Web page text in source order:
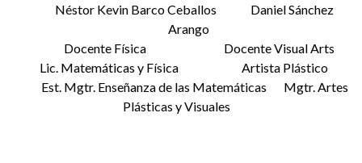
Néstor Kevin Barco Ceballos Daniel Sánchez
Arango
Docente Física Docente Visual Arts
Lic. Matemáticas y Física Artista Plástico
Est. Mgtr. Enseñanza de las Matemáticas Mgtr. Artes
Plásticas y Visuales